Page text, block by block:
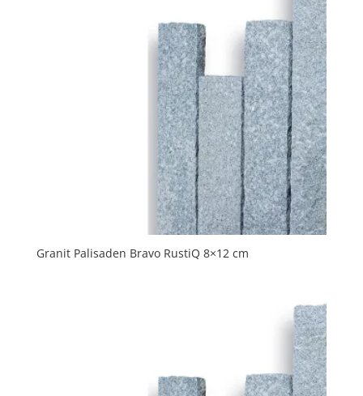
Granit Palisaden Bravo RustiQ 8×12 cm